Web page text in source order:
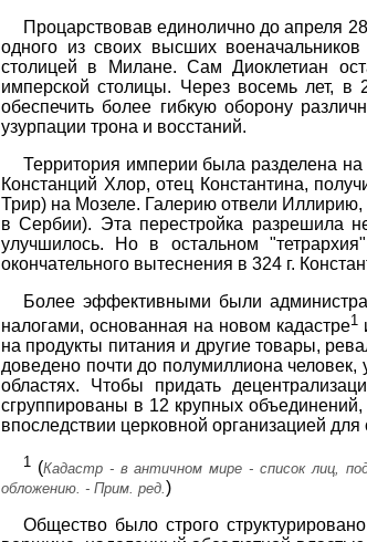
Процарствовав единолично до апреля
одного из своих высших
столицей в Милане. Сам Диоклетиан
имперской столицы. Через восемь лет, в
обеспечить более гибкую оборону
узурпации трона и восстаний.
Территория империи была разделена
Констанций Хлор, отец Константина,
Трир) на Мозеле. Галерию отвели
в Сербии). Эта перестройка разрешила
улучшилось. Но в остальном
окончательного вытеснения в 324 г.
Более эффективными были
налогами, основанная на новом кадастре1
на продукты питания и другие товары,
доведено почти до полумиллиона
областях. Чтобы придать
сгруппированы в 12 крупных
впоследствии церковной организацией для
1 (Кадастр - в античном мире - список лиц,
обложению. - Прим. ред. )
Общество было строго